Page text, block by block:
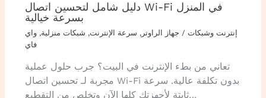
دليل شامل لتحسين اتصال Wi-Fi في المنزل
بسرعة خيالية
إنترنت وشبكات / جهاز الراوتر, سرعة الإنترنت, شبكات منزلية,واي
فاي
تعاني من بطء الإنترنت في البيت؟ جرب حلول عملية
مجربة لـ تحسين اتصال Wi-Fi بدون تكلفة عالية. سرعة
ثابتة لأجهزتك كلها الآن وتخلص من التقطيع…